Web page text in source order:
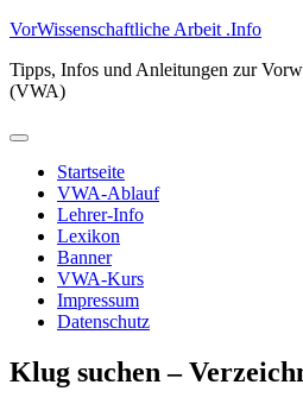
Zum
springen
VorWissenschaftliche Arbeit .Info
Tipps, Infos und Anleitungen zur
(VWA)
Primäres
Startseite
VWA-Ablauf
Lehrer-Info
Lexikon
Banner
VWA-Kurs
Impressum
Datenschutz
Klug suchen –